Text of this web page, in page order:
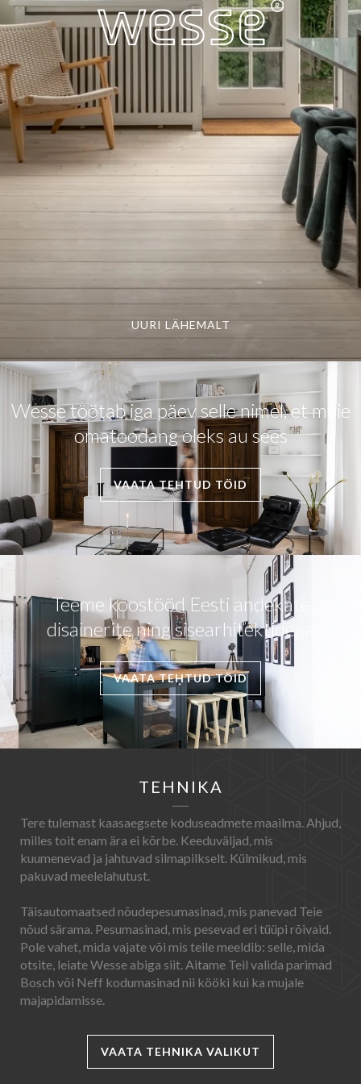
UURI LÄHEMALT
Wesse töötab iga päev selle nimel, et meie
omatoodang oleks au sees
VAATA TEHTUD TÖID
Teeme koostööd Eesti andekate
disainerite ning sisearhitektidega
VAATA TEHTUD TÖID
TEHNIKA
Tere tulemast kaasaegsete koduseadmete maailma. Ahjud,
milles toit enam ära ei kõrbe. Keeduväljad, mis
kuumenevad ja jahtuvad silmapilkselt. Külmikud, mis
pakuvad meelelahutust.
Täisautomaatsed nõudepesumasinad, mis panevad Teie
nõud särama. Pesumasinad, mis pesevad eri tüüpi rõivaid.
Pole vahet, mida vajate või mis teile meeldib: selle, mida
otsite, leiate Wesse abiga siit. Aitame Teil valida parimad
Bosch või Neff kodumasinad nii kööki kui ka mujale
majapidamisse.
VAATA TEHNIKA VALIKUT